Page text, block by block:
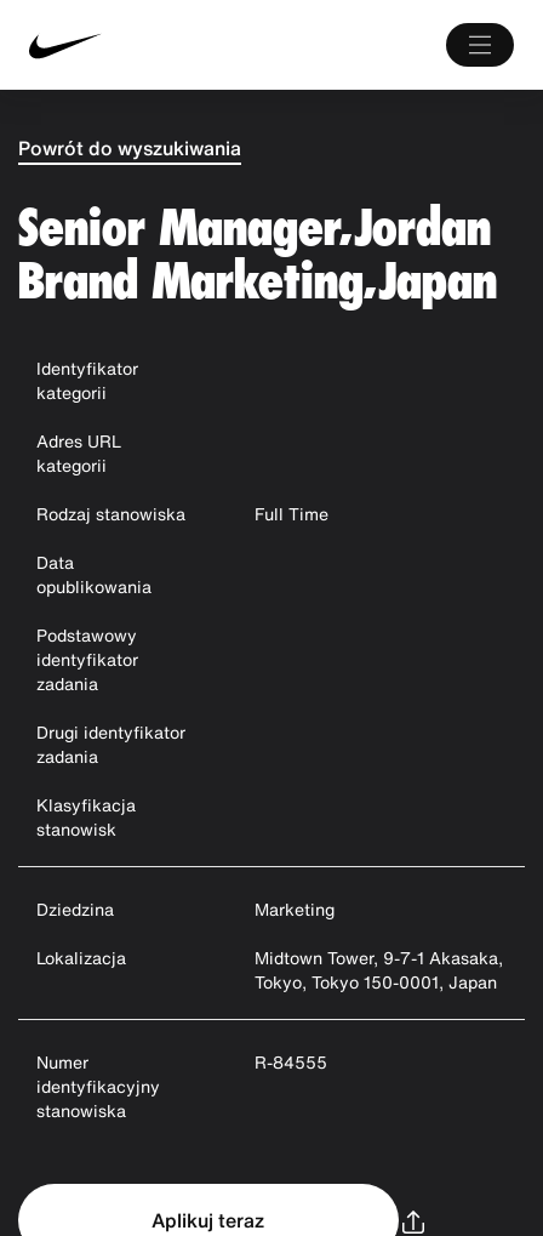
Powrót do wyszukiwania
Senior Manager, Jordan
Brand Marketing, Japan
Identyfikator
kategorii
Adres URL
kategorii
Rodzaj stanowiska
Full Time
Data
opublikowania
Podstawowy
identyfikator
zadania
Drugi identyfikator
zadania
Klasyfikacja
stanowisk
Dziedzina
Marketing
Lokalizacja
Midtown Tower, 9-7-1 Akasaka,
Tokyo, Tokyo 150-0001, Japan
Numer
identyfikacyjny
stanowiska
R-84555
Aplikuj teraz